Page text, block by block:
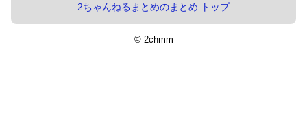
2ちゃんねるまとめのまとめ トップ
© 2chmm